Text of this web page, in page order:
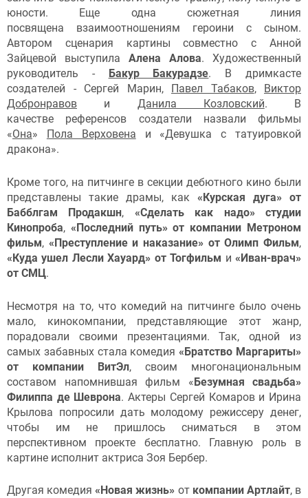
юности. Еще одна сюжетная линия
посвящена взаимоотношениям героини с сыном.
Автором сценария картины совместно с Анной
Зайцевой выступила Алена Алова. Художественный
руководитель -
Бакур Бакурадзе. В дримкасте
создателей - Сергей Марин,
Павел Табаков,
Виктор
Добронравов и Данила Козловский. В
качестве референсов создатели назвали фильмы
«Она» Пола Верховена и «Девушка с татуировкой
дракона».
Кроме того, на питчинге в секции дебютного кино были
представлены такие драмы, как «Курская дуга» от
Бабблгам Продакшн, «Сделать как надо» студии
Кинопроба, «Последний путь» от компании Метроном
фильм, «Преступление и наказание» от Олимп Фильм,
«Куда ушел Лесли Хауард» от Тогфильм и«Иван-врач»
от СМЦ.
Несмотря на то, что комедий на питчинге было очень
мало, кинокомпании, представляющие этот жанр,
порадовали своими презентациями. Так, одной из
самых забавных стала комедия«Братство Маргариты»
от компании ВитЭл, своим многонациональным
составом напомнившая фильм «Безумная свадьба»
Филиппа де Шеврона. Актеры Сергей Комаров и Ирина
Крылова попросили дать молодому режиссеру денег,
чтобы им не пришлось сниматься в этом
перспективном проекте бесплатно. Главную роль в
картине исполнит актриса Зоя Бербер.
Другая комедия«Новая жизнь» от компании Артлайт, в